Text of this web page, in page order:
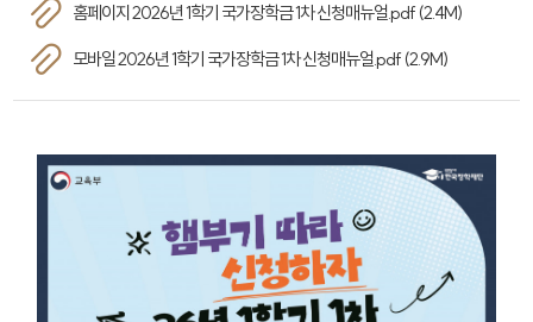
홈페이지 2026년 1학기 국가장학금 1차 신청매뉴얼.pdf (2.4M)
모바일 2026년 1학기 국가장학금 1차 신청매뉴얼.pdf (2.9M)